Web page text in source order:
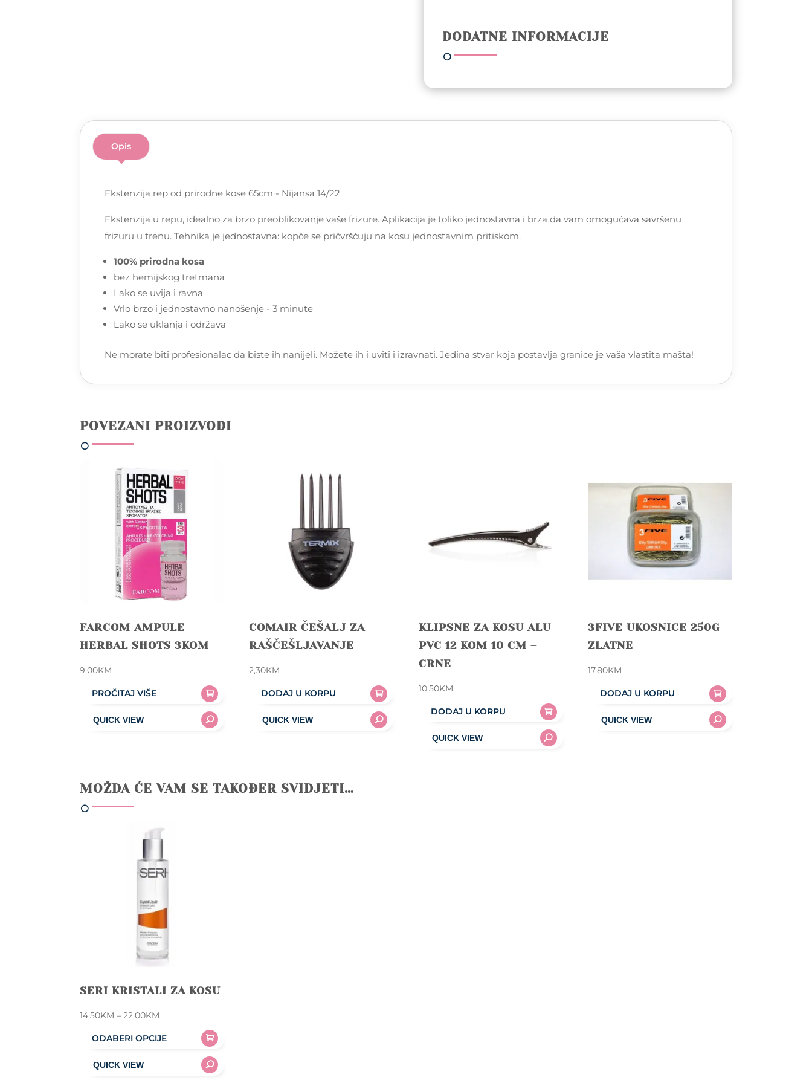
65cm
-
DODATNE INFORMACIJE
Opis
Ekstenzija rep od prirodne kose 65cm - Nijansa 14/22
Ekstenzija u repu, idealno za brzo preoblikovanje vaše frizure. Aplikacija je toliko jednostavna i brza da vam omogućava savršenu
frizuru u trenu. Tehnika je jednostavna: kopče se pričvršćuju na kosu jednostavnim pritiskom.
100% prirodna kosa
bez hemijskog tretmana
Lako se uvija i ravna
Vrlo brzo i jednostavno nanošenje - 3 minute
Lako se uklanja i održava
Ne morate biti profesionalac da biste ih nanijeli. Možete ih i uviti i izravnati. Jedina stvar koja postavlja granice je vaša vlastita mašta!
POVEZANI PROIZVODI
FARCOM AMPULE
HERBAL SHOTS 3KOM
9,00KM
PROČITAJ VIŠE
COMAIR ČEŠALJ ZA
RAŠČEŠLJAVANJE
2,30KM
DODAJ U KORPU
KLIPSNE ZA KOSU ALU
PVC 12 KOM 10 CM –
CRNE
10,50KM
DODAJ U KORPU
3FIVE UKOSNICE 250G
ZLATNE
17,80KM
DODAJ U KORPU
MOŽDA ĆE VAM SE TAKOĐER SVIDJETI…
SERI KRISTALI ZA KOSU
14,50KM – 22,00KM
ODABERI OPCIJE
product